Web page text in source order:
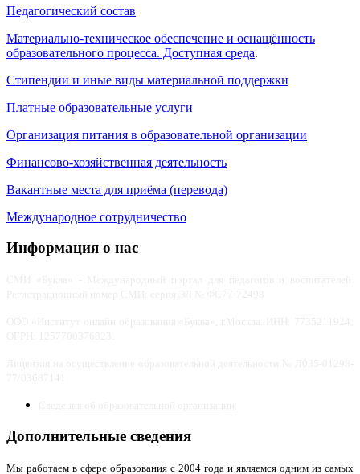
Педагогический состав
Материально-техническое обеспечение и оснащённость
образовательного процесса. Доступная среда.
Стипендии и иные виды материальной поддержки
Платные образовательные услуги
Организация питания в образовательной организации
Финансово-хозяйственная деятельность
Вакантные места для приёма (перевода)
Международное сотрудничество
Информация о нас
Дополнительные сведения
Мы работаем в сфере образования с 2004 года и являемся одним из самых